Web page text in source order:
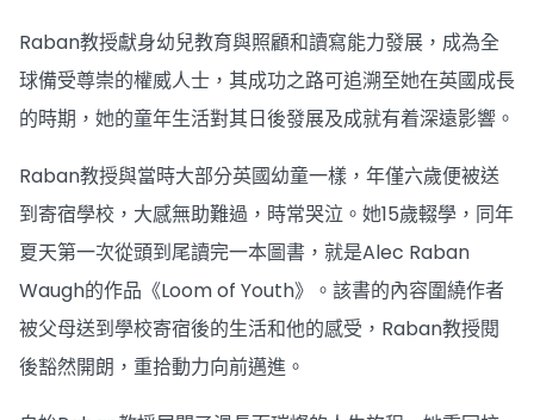
Raban教授獻身幼兒教育與照顧和讀寫能力發展，成為全
球備受尊崇的權威人士，其成功之路可追溯至她在英國成長
的時期，她的童年生活對其日後發展及成就有着深遠影響。
Raban教授與當時大部分英國幼童一樣，年僅六歲便被送
到寄宿學校，大感無助難過，時常哭泣。她15歲輟學，同年
夏天第一次從頭到尾讀完一本圖書，就是Alec Raban
Waugh的作品《Loom of Youth》。該書的內容圍繞作者
被父母送到學校寄宿後的生活和他的感受，Raban教授閱
後豁然開朗，重拾動力向前邁進。